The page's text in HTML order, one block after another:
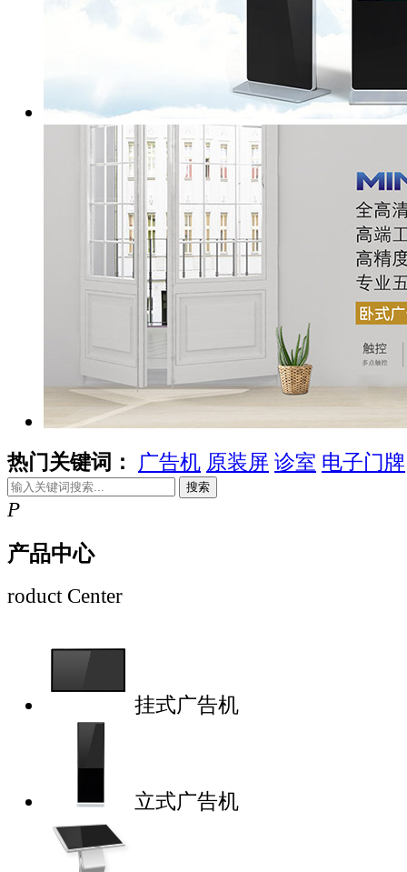
热门关键词： 广告机 原装屏 诊室 电子门牌
搜索
P
产品中心
roduct Center
挂式广告机
立式广告机